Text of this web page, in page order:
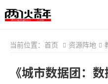
当前位置： 首页 资源阵地
《城市数据团：